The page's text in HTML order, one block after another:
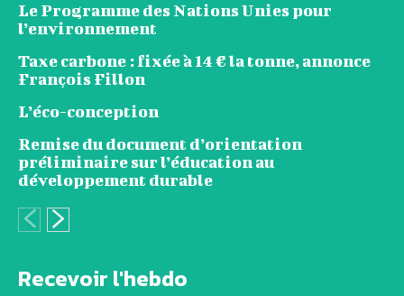
Le Programme des Nations Unies pour
l’environnement
Taxe carbone : fixée à 14 € la tonne, annonce
François Fillon
L’éco-conception
Remise du document d’orientation
préliminaire sur l’éducation au
développement durable
Recevoir l'hebdo